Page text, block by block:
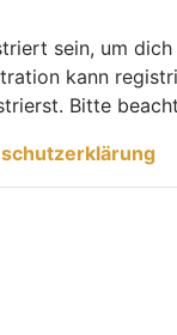
sein, um
kann
Bitte